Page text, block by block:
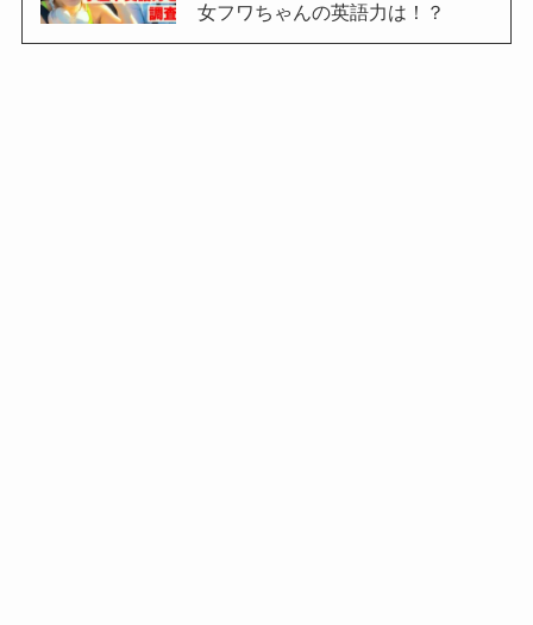
女フワちゃんの英語力は！？